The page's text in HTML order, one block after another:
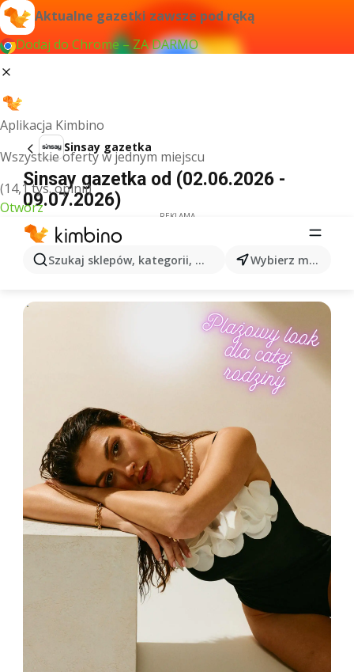
Aktualne gazetki zawsze pod ręką
Dodaj do Chrome – ZA DARMO
Aplikacja Kimbino
Wszystkie oferty w jednym miejscu
(14,1 tys. opinii)
Otwórz
Szukaj sklepów, kategorii, produktów... Wybierz miasto
Sinsay gazetka
Sinsay gazetka od (02.06.2026 -
09.07.2026)
REKLAMA